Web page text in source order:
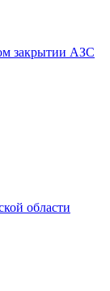
закрытии АЗС
области